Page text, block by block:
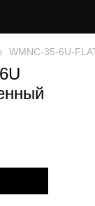
WMNC-35-6U-